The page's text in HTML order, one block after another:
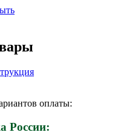
оплаты:
России: